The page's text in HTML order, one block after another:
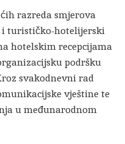
razreda smjerova
turističko-hotelijerski
hotelskim recepcijama
podršku
svakodnevni rad
vještine te
u međunarodnom